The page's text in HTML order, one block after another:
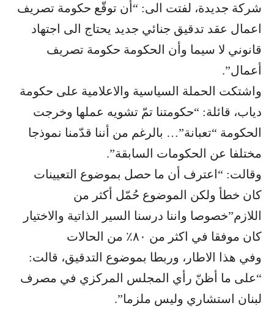
شركة جديدة، لفتت الى: “أن توقّع حكومة تصريف
اعمال عقد تدقيق جنائي جديد يحتاج الى اجتهاد
قانوني لا سيما وأن الحكومة حكومة تصريف
أعمال”.
واشتكت الحملة السياسية والاعلامية على حكومة
دياب، قائلة: “حكومتنا تمّ تشويه عملها وخرجت
الحكومة “تعبانة”… بالرغم من أننا قدّمنا نموذجا
مختلفا عن الحكومات السابقة”.
وقالت: “اعترف أن ما حصل بموضوع التعيينات
كان خطأ ولكن الموضوع حُمّل أكثر من
اللازم”خصوصا واننا درسنا السير الذاتية والاختيار
كان موفقا في اكثر من ٨٠٪؜ من الحالات
وفي هذا الاطار، وربطا بموضوع التدقيق، قالت:
“على ما أظنّ رأي المجلس المركزي في مصرف
لبنان استشاري وليس ملزما”.